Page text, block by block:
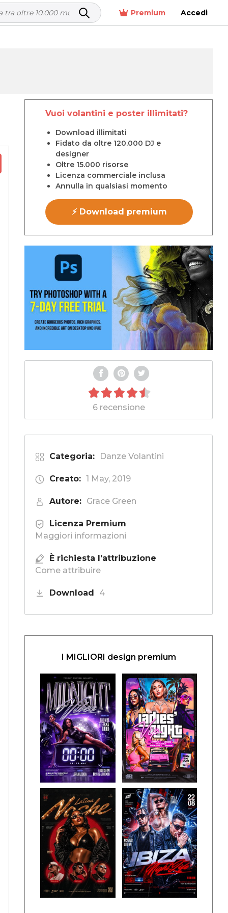
Premium Accedi
Vuoi volantini e poster illimitati?
Download illimitati
Fidato da oltre 120.000 DJ e
designer
Oltre 15.000 risorse
Licenza commerciale inclusa
Annulla in qualsiasi momento
⚡ Download premium
6 recensione
Categoria: Danze Volantini
Creato: 1 May, 2019
Autore: Grace Green
Licenza Premium
Maggiori informazioni
È richiesta l'attribuzione
Come attribuire
Download 4
I MIGLIORI design premium